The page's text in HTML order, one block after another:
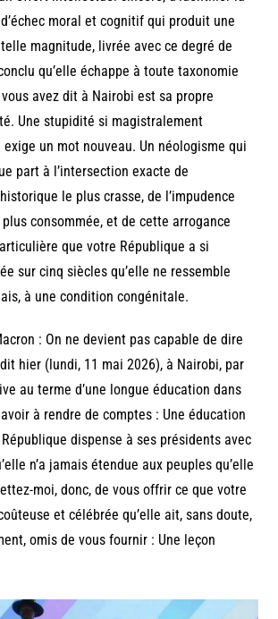
moral et cognitif qui produit une
magnitude, livrée avec ce degré de
qu’elle échappe à toute taxonomie
avez dit à Nairobi est sa propre
Une stupidité si magistralement
exige un mot nouveau. Un néologisme qui
part à l’intersection exacte de
le plus crasse, de l’impudence
consommée, et de cette arrogance
que votre République a si
sur cinq siècles qu’elle ne ressemble
à une condition congénitale.
: On ne devient pas capable de dire
hier (lundi, 11 mai 2026), à Nairobi, par
au terme d’une longue éducation dans
à rendre de comptes : Une éducation
dispense à ses présidents avec
n’a jamais étendue aux peuples qu’elle
moi, donc, de vous offrir ce que votre
et célébrée qu’elle ait, sans doute,
omis de vous fournir : Une leçon